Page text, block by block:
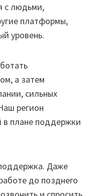
с людьми,
платформы,
уровень.
а затем
сильных
регион
в плане поддержки
Даже
до позднего